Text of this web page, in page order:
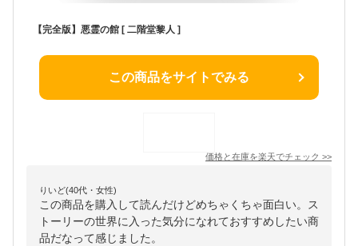
【完全版】悪霊の館 [ 二階堂黎人 ]
この商品をサイトでみる
価格と在庫を楽天でチェック >>
りいど(40代・女性)
この商品を購入して読んだけどめちゃくちゃ面白い。ス
トーリーの世界に入った気分になれておすすめしたい商
品だなって感じました。